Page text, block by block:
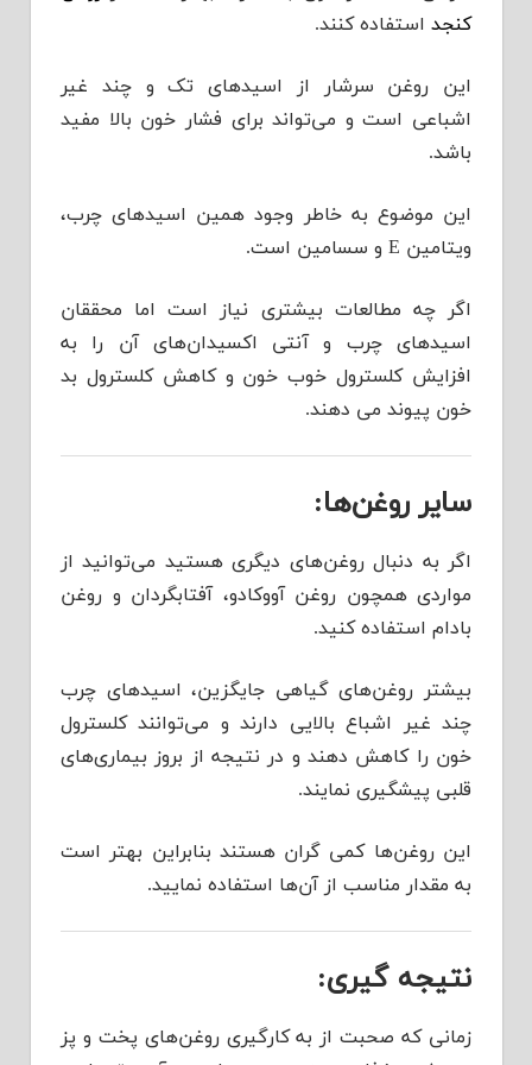
کنجد استفاده کنند.
این روغن سرشار از اسیدهای تک و چند غیر
اشباعی است و می‌تواند برای فشار خون بالا مفید
باشد.
این موضوع به خاطر وجود همین اسیدهای چرب،
ویتامین E و سسامین است.
اگر چه مطالعات بیشتری نیاز است اما محققان
اسیدهای چرب‌ و آنتی اکسیدان‌های آن را به
افزایش کلسترول خوب خون و کاهش کلسترول بد
خون پیوند می دهند.
سایر روغن‌ها:
اگر به دنبال روغن‌های دیگری هستید می‌توانید از
مواردی همچون روغن آووکادو، آفتابگردان و روغن
بادام استفاده کنید.
بیشتر روغن‌های گیاهی جایگزین، اسیدهای چرب
چند غیر اشباع بالایی دارند و می‌توانند کلسترول
خون را کاهش دهند و در نتیجه از بروز بیماری‌های
قلبی پیشگیری نمایند.
این روغن‌ها کمی گران هستند بنابراین بهتر است
به مقدار مناسب از آن‌ها استفاده نمایید.
نتیجه گیری:
زمانی که صحبت از به کارگیری روغن‌های پخت و پز